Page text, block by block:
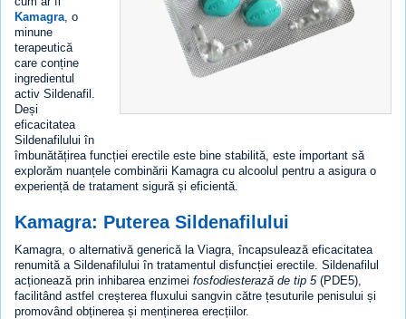
Kamagra , o
minune
terapeutică
care conține
ingredientul
activ Sildenafil.
Deși
eficacitatea
Sildenafilului în
îmbunătățirea funcției erectile este bine stabilită, este important să
explorăm nuanțele combinării Kamagra cu alcoolul pentru a asigura o
experiență de tratament sigură și eficientă.
Kamagra: Puterea Sildenafilului
Kamagra, o alternativă generică la Viagra, încapsulează eficacitatea
renumită a Sildenafilului în tratamentul disfuncției erectile. Sildenafilul
acționează prin inhibarea enzimei fosfodiesterază de tip 5(PDE5),
facilitând astfel creșterea fluxului sangvin către țesuturile penisului și
promovând obținerea și menținerea erecțiilor.